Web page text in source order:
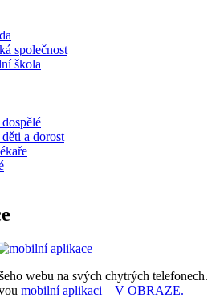
společnost
škola
a dorost
webu na svých chytrých telefonech.
mobilní aplikaci – V OBRAZE.